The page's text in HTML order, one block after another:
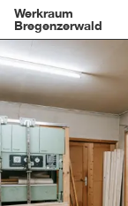
Werkraum
Bregenzerwald